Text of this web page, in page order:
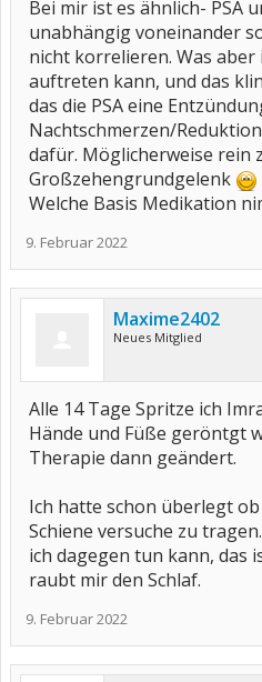
Bei mir ist es ähnlich- PSA
unabhängig voneinander
nicht korrelieren. Was aber
auftreten kann, und das
das die PSA eine
Nachtschmerzen/
dafür. Möglicherweise rein
Großzehengrundgelenk
Welche Basis Medikation
9. Februar 2022
Maxime2402
Neues Mitglied
Alle 14 Tage Spritze ich
Hände und Füße geröntgt
Therapie dann geändert.
Ich hatte schon überlegt
Schiene versuche zu
ich dagegen tun kann, das
raubt mir den Schlaf.
9. Februar 2022